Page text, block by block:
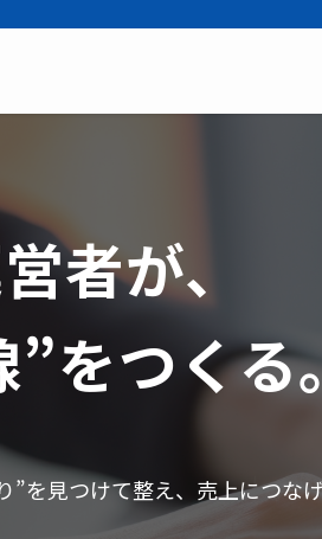
者が、
をつくる
を見つけて整え、売上につなげ
ジは作って終わりで